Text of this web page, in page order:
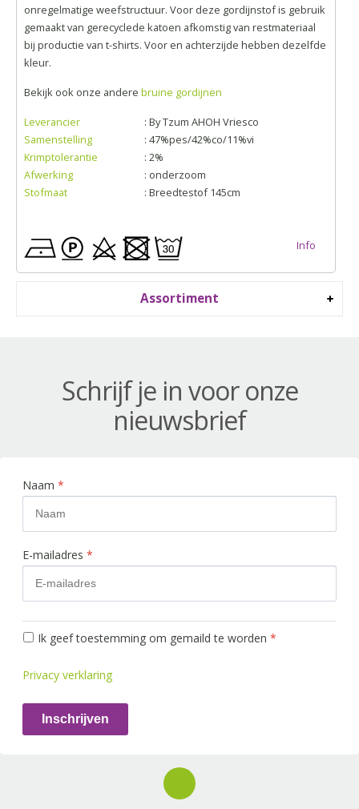
Assortiment
onregelmatige weefstructuur. Voor deze gordijnstof is gebruik
gemaakt van gerecyclede katoen afkomstig van restmateriaal
bij productie van t-shirts. Voor en achterzijde hebben dezelfde
kleur.
Bekijk ook onze andere bruine gordijnen
Leverancier
: By Tzum AHOH Vriesco
Samenstelling
: 47%pes/42%co/11%vi
Krimptolerantie
: 2%
Afwerking
: onderzoom
Stofmaat
: Breedtestof 145cm
Info
Schrijf je in voor onze
nieuwsbrief
Naam *
E-mailadres *
Ik geef toestemming om gemaild te worden *
Privacy verklaring
Inschrijven